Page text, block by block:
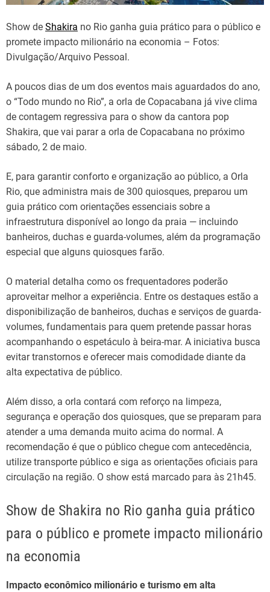
Show de Shakira no Rio ganha guia prático para o público e
promete impacto milionário na economia – Fotos:
Divulgação/Arquivo Pessoal.
A poucos dias de um dos eventos mais aguardados do ano,
o “Todo mundo no Rio”, a orla de Copacabana já vive clima
de contagem regressiva para o show da cantora pop
Shakira, que vai parar a orla de Copacabana no próximo
sábado, 2 de maio.
E, para garantir conforto e organização ao público, a Orla
Rio, que administra mais de 300 quiosques, preparou um
guia prático com orientações essenciais sobre a
infraestrutura disponível ao longo da praia — incluindo
banheiros, duchas e guarda-volumes, além da programação
especial que alguns quiosques farão.
O material detalha como os frequentadores poderão
aproveitar melhor a experiência. Entre os destaques estão a
disponibilização de banheiros, duchas e serviços de guarda-
volumes, fundamentais para quem pretende passar horas
acompanhando o espetáculo à beira-mar. A iniciativa busca
evitar transtornos e oferecer mais comodidade diante da
alta expectativa de público.
Além disso, a orla contará com reforço na limpeza,
segurança e operação dos quiosques, que se preparam para
atender a uma demanda muito acima do normal. A
recomendação é que o público chegue com antecedência,
utilize transporte público e siga as orientações oficiais para
circulação na região. O show está marcado para às 21h45.
Show de Shakira no Rio ganha guia prático
para o público e promete impacto milionário
na economia
Impacto econômico milionário e turismo em alta